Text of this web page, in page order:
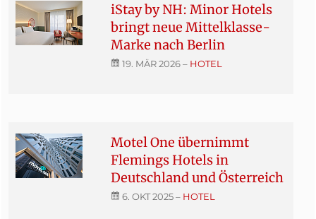
iStay by NH: Minor Hotels
bringt neue Mittelklasse-
Marke nach Berlin
19. MÄR 2026– HOTEL
Motel One übernimmt
Flemings Hotels in
Deutschland und Österreich
6. OKT 2025– HOTEL